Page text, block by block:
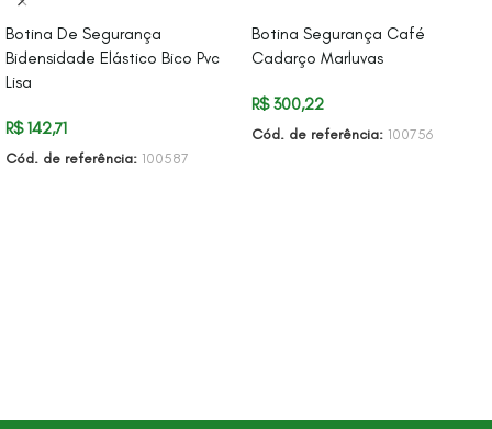
Botina De Segurança
Bidensidade Elástico Bico Pvc
Lisa
R$142,71
Cód. de referência: 100587
Botina Segurança Café
Cadarço Marluvas
R$300,22
Cód. de referência: 100756